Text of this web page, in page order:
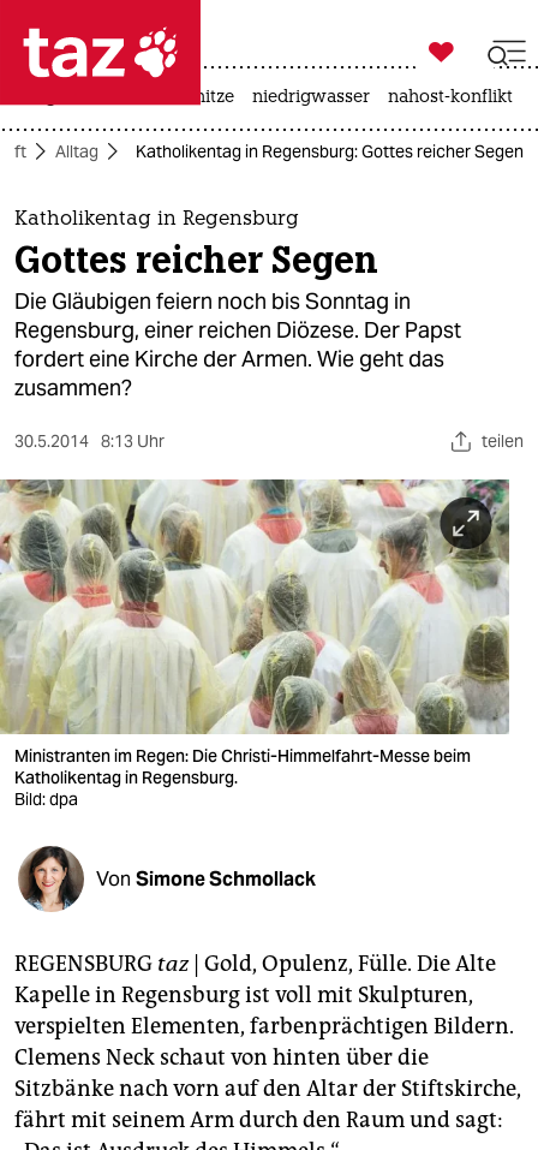
 taz zahl ich
taz zahl ich
themen
politik
öko
gesellschaft
kultur
sport
berlin
nord
wahrheit
verlag
verlag
veranstaltungen
shop
fragen & hilfe
abo
genossenschaft
epaper login

taz zahl ich
hitze niedrigwasser nahost-konflikt
Alltag Katholikentag in Regensburg: Gottes reicher Segen
Katholikentag in Regensburg
Gottes reicher Segen
Die Gläubigen feiern noch bis Sonntag in
Regensburg, einer reichen Diözese. Der Papst
fordert eine Kirche der Armen. Wie geht das
zusammen?
30.5.2014 8:13 Uhr teilen
Ministranten im Regen: Die Christi-Himmelfahrt-Messe beim
Katholikentag in Regensburg.
Bild: dpa
Von Simone Schmollack
REGENSBURG taz| Gold, Opulenz, Fülle. Die Alte
Kapelle in Regensburg ist voll mit Skulpturen,
verspielten Elementen, farbenprächtigen Bildern.
Clemens Neck schaut von hinten über die
Sitzbänke nach vorn auf den Altar der Stiftskirche,
fährt mit seinem Arm durch den Raum und sagt: